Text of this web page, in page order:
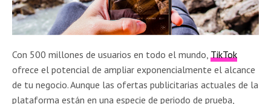
Con 500 millones de usuarios en todo el mundo,TikTok
ofrece el potencial de ampliar exponencialmente el alcance
de tu negocio. Aunque las ofertas publicitarias actuales de la
plataforma están en una especie de periodo de prueba,